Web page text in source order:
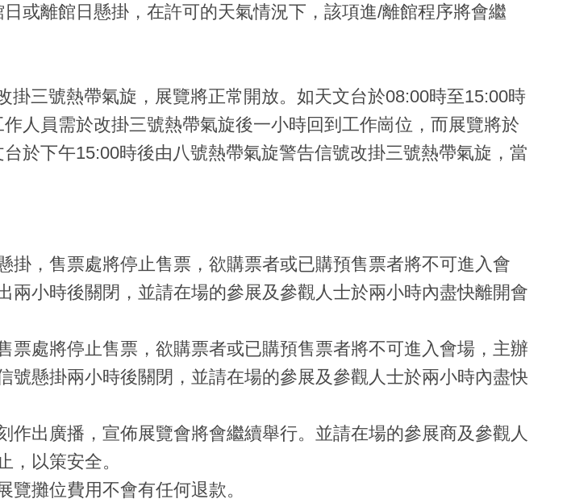
或離館日懸掛，在許可的天氣情況下，該項進/離館程序將會繼
三號熱帶氣旋，展覽將正常開放。如天文台於08:00時至15:00時
人員需於改掛三號熱帶氣旋後一小時回到工作崗位，而展覽將於
於下午15:00時後由八號熱帶氣旋警告信號改掛三號熱帶氣旋，當
，售票處將停止售票，欲購票者或已購預售票者將不可進入會
小時後關閉，並請在場的參展及參觀人士於兩小時內盡快離開會
處將停止售票，欲購票者或已購預售票者將不可進入會場，主辦
懸掛兩小時後關閉，並請在場的參展及參觀人士於兩小時內盡快
出廣播，宣佈展覽會將會繼續舉行。並請在場的參展商及參觀人
以策安全。
攤位費用不會有任何退款。